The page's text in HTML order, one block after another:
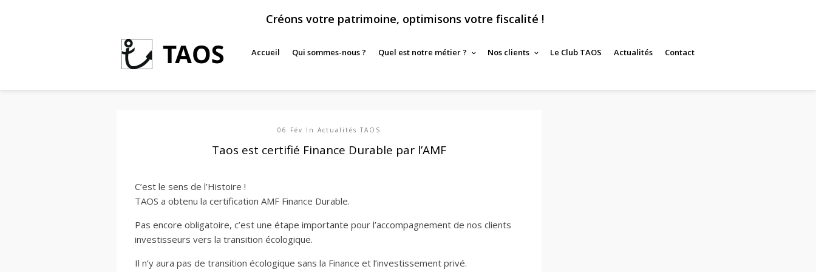
Créons votre patrimoine, optimisons votre fiscalité !
Accueil Qui sommes-nous ? Quel est notre métier ? Nos clients Le Club TAOS Actualités Contact
06 Fév In Actualités TAOS
Taos est certifié Finance Durable par l’AMF
C’est le sens de l’Histoire !
TAOS a obtenu la certification AMF Finance Durable.
Pas encore obligatoire, c’est une étape importante pour l’accompagnement de nos clients
investisseurs vers la transition écologique.
Il n’y aura pas de transition écologique sans la Finance et l’investissement privé.